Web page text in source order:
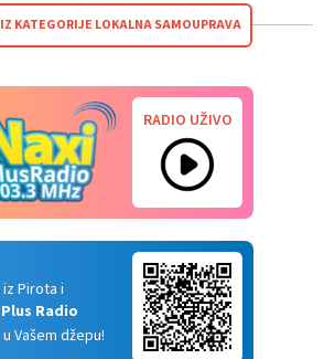
KATEGORIJE LOKALNA SAMOUPRAVA
RADIO UŽIVO
Pirota i
Radio
Vašem džepu!